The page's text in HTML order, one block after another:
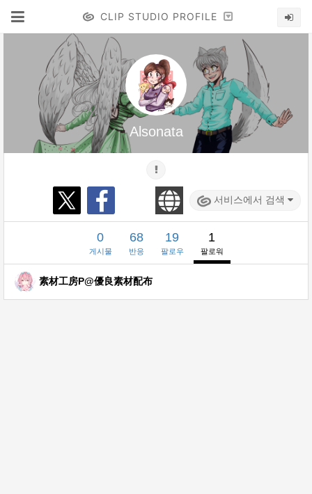
CLIP STUDIO PROFILE
Alsonata
서비스에서 검색
0
게시물
68
반응
19
팔로우
1
팔로워
素材工房P@優良素材配布